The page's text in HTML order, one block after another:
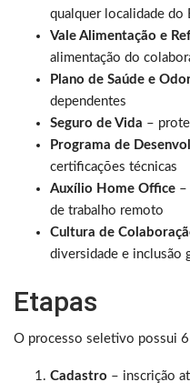
qualquer localidade do
Vale Alimentação e
alimentação do
Plano de Saúde e
dependentes
Seguro de Vida –
Programa de
certificações técnicas
Auxílio Home Office –
de trabalho remoto
Cultura de
diversidade e inclusão
Etapas
O processo seletivo possui 6
Cadastro – inscrição